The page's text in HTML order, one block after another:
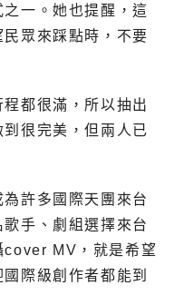
一。她也提醒，這
眾來踩點時，不要
都很滿，所以抽出
很完美，但兩人已
許多國際天團來台
手、劇組選擇來台
cover MV，就是希望
際級創作者都能到